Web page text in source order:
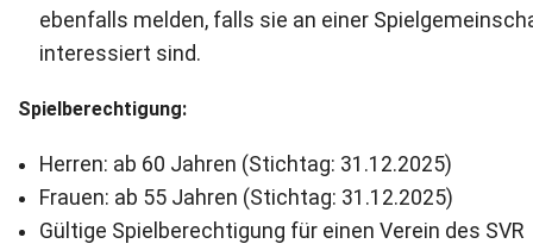
ebenfalls melden, falls sie an einer
interessiert sind.
Spielberechtigung:
Herren: ab 60 Jahren (Stichtag: 31.12.2025)
Frauen: ab 55 Jahren (Stichtag: 31.12.2025)
Gültige Spielberechtigung für einen Verein des SVR